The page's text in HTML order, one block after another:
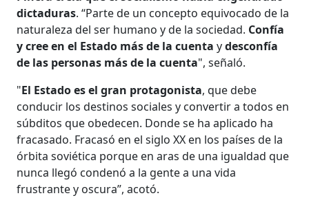
dictaduras. “Parte de un concepto equivocado de la
naturaleza del ser humano y de la sociedad. Confía
y cree en el Estado más de la cuenta ydesconfía
de las personas más de la cuenta", señaló.
"El Estado es el gran protagonista, que debe
conducir los destinos sociales y convertir a todos en
súbditos que obedecen. Donde se ha aplicado ha
fracasado. Fracasó en el siglo XX en los países de la
órbita soviética porque en aras de una igualdad que
nunca llegó condenó a la gente a una vida
frustrante y oscura”, acotó.